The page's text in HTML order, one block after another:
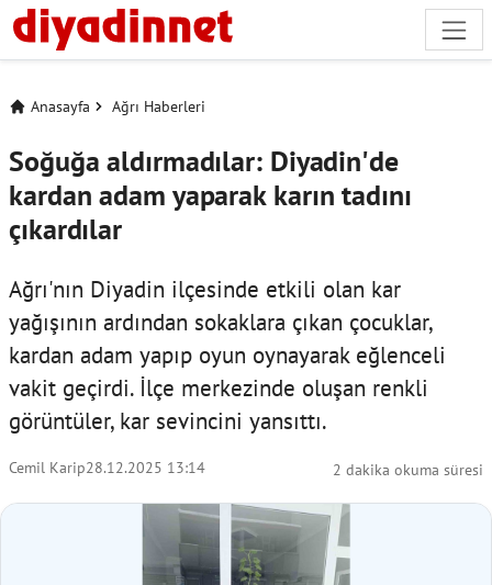
Anasayfa Ağrı Haberleri
Soğuğa aldırmadılar: Diyadin'de
kardan adam yaparak karın tadını
çıkardılar
Ağrı'nın Diyadin ilçesinde etkili olan kar
yağışının ardından sokaklara çıkan çocuklar,
kardan adam yapıp oyun oynayarak eğlenceli
vakit geçirdi. İlçe merkezinde oluşan renkli
görüntüler, kar sevincini yansıttı.
Cemil Karip28.12.2025 13:14 2 dakika okuma süresi